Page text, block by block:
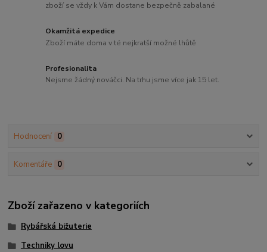
zboží se vždy k Vám dostane bezpečně zabalané
Okamžitá expedice
Zboží máte doma v té nejkratší možné lhůtě
Profesionalita
Nejsme žádný nováčci. Na trhu jsme více jak 15 let.
Hodnocení 0
Komentáře 0
Zboží zařazeno v kategoriích
Rybářská bižuterie
Techniky lovu